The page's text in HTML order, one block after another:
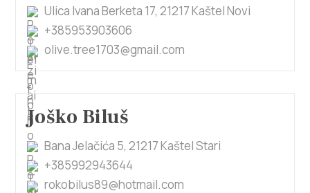
Ulica Ivana Berketa 17, 21217 Kaštel Novi
+385953903606
olive.tree1703@gmail.com
Joško Biluš
Bana Jelačića 5, 21217 Kaštel Stari
+385992943644
rokobilus89@hotmail.com